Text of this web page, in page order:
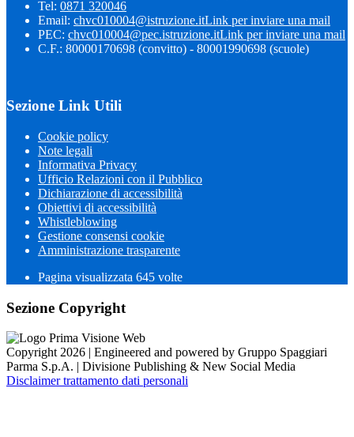
Tel: 0871 320046
Email: chvc010004@istruzione.itLink per inviare una mail
PEC: chvc010004@pec.istruzione.itLink per inviare una mail
C.F.: 80000170698 (convitto) - 80001990698 (scuole)
Sezione Link Utili
Cookie policy
Note legali
Informativa Privacy
Ufficio Relazioni con il Pubblico
Dichiarazione di accessibilità
Obiettivi di accessibilità
Whistleblowing
Gestione consensi cookie
Amministrazione trasparente
Pagina visualizzata 645 volte
Sezione Copyright
Copyright 2026 | Engineered and powered by Gruppo Spaggiari
Parma S.p.A. | Divisione Publishing & New Social Media
Disclaimer trattamento dati personali